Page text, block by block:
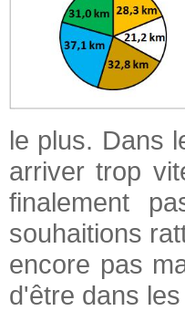
le plus. Dans
arriver trop
finalement
souhaitions
encore pas
d'être dans